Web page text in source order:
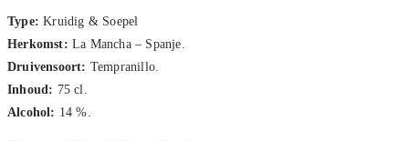
Type: Kruidig & Soepel
Herkomst: La Mancha – Spanje.
Druivensoort: Tempranillo.
Inhoud: 75 cl.
Alcohol: 14 %.